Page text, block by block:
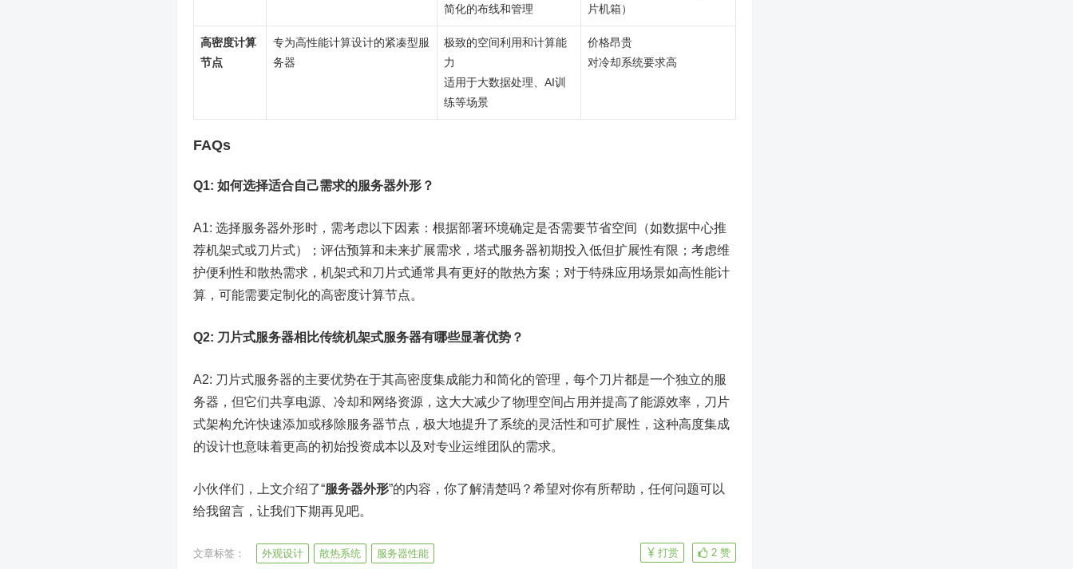
简化的布线和管理
片机箱）
高密度计算
节点
专为高性能计算设计的紧凑型服
务器
极致的空间利用和计算能
力
适用于大数据处理、AI训
练等场景
价格昂贵
对冷却系统要求高
FAQs
Q1: 如何选择适合自己需求的服务器外形？
A1: 选择服务器外形时，需考虑以下因素：根据部署环境确定是否需要节省空间（如数据中心推
荐机架式或刀片式）；评估预算和未来扩展需求，塔式服务器初期投入低但扩展性有限；考虑维
护便利性和散热需求，机架式和刀片式通常具有更好的散热方案；对于特殊应用场景如高性能计
算，可能需要定制化的高密度计算节点。
Q2: 刀片式服务器相比传统机架式服务器有哪些显著优势？
A2: 刀片式服务器的主要优势在于其高密度集成能力和简化的管理，每个刀片都是一个独立的服
务器，但它们共享电源、冷却和网络资源，这大大减少了物理空间占用并提高了能源效率，刀片
式架构允许快速添加或移除服务器节点，极大地提升了系统的灵活性和可扩展性，这种高度集成
的设计也意味着更高的初始投资成本以及对专业运维团队的需求。
小伙伴们，上文介绍了“服务器外形”的内容，你了解清楚吗？希望对你有所帮助，任何问题可以
给我留言，让我们下期再见吧。
文章标签： 外观设计 散热系统 服务器性能 2 赞
打赏